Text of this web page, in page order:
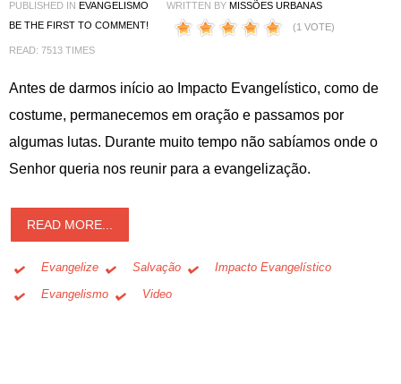
PUBLISHED IN EVANGELISMO WRITTEN BY MISSÕES URBANAS
BE THE FIRST TO COMMENT!
(1 VOTE)
READ: 7513 TIMES
Antes de darmos início ao Impacto Evangelístico, como de
costume, permanecemos em oração e passamos por
algumas lutas. Durante muito tempo não sabíamos onde o
Senhor queria nos reunir para a evangelização.
READ MORE...
Evangelize Salvação
Impacto Evangelístico
Evangelismo
Video